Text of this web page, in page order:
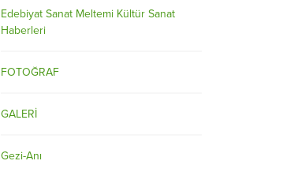
Edebiyat Sanat Meltemi Kültür Sanat
Haberleri
FOTOĞRAF
GALERİ
Gezi-Anı